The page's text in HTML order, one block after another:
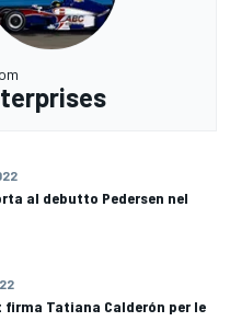
al debutto Pedersen nel
firma Tatiana Calderón per le